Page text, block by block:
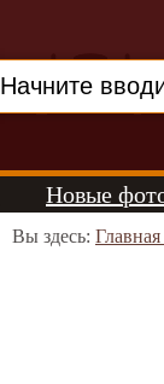
Новые
Вы здесь: